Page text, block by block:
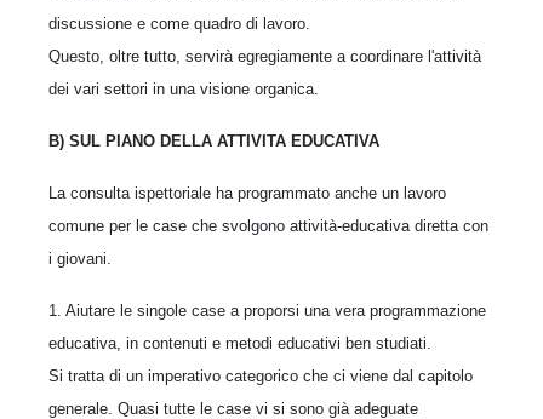
discussione e come quadro di lavoro.
Questo, oltre tutto, servirà egregiamente a coordinare l'attività
dei vari settori in una visione organica.
B) SUL PIANO DELLA ATTIVITA EDUCATIVA
La consulta ispettoriale ha programmato anche un lavoro
comune per le case che svolgono attività-educativa diretta con
i giovani.
1. Aiutare le singole case a proporsi una vera programmazione
educativa, in contenuti e metodi educativi ben studiati.
Si tratta di un imperativo categorico che ci viene dal capitolo
generale. Quasi tutte le case vi si sono già adeguate